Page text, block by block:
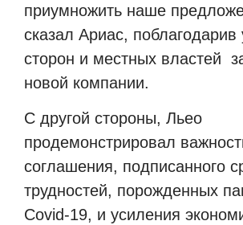
приумножить наше
сказал Ариас, поблагодарив
сторон и местных властей
новой компании.
С другой стороны, Льео
продемонстрировал
соглашения, подписанного
трудностей, порожденных
Covid-19, и усиления